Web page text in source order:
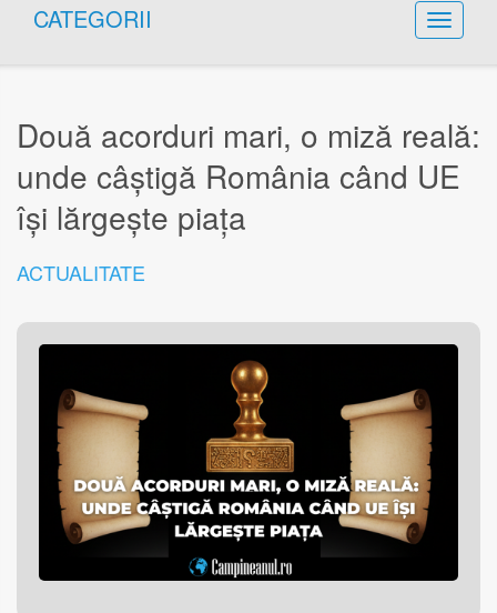
CATEGORII
Două acorduri mari, o miză reală:
unde câștigă România când UE
își lărgește piața
ACTUALITATE